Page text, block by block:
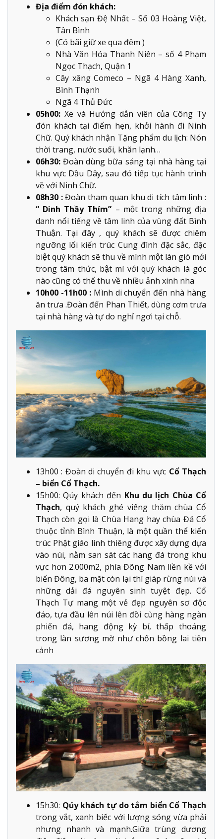
Địa điểm đón khách:
Khách sạn Đệ Nhất – Số 03 Hoàng Việt,
Tân Bình
(Có bãi giữ xe qua đêm )
Nhà Văn Hóa Thanh Niên – số 4 Phạm
Ngọc Thạch, Quận 1
Cây xăng Comeco – Ngã 4 Hàng Xanh,
Bình Thạnh
Ngã 4 Thủ Đức
05h00: Xe và Hướng dẫn viên của Công Ty
đón khách tại điểm hẹn, khởi hành đi Ninh
Chữ. Quý khách nhận Tặng phẩm du lịch: Nón
thời trang, nước suối, khăn lạnh…
06h30: Đoàn dùng bữa sáng tại nhà hàng tại
khu vực Dầu Dây, sau đó tiếp tục hành trình
về với Ninh Chữ.
08h30 :Đoàn tham quan khu di tích tâm linh :
“ Dinh Thầy Thím” – một trong những địa
danh nổi tiếng về tâm linh của vùng đất Bình
Thuận. Tại đây , quý khách sẽ được chiêm
ngưỡng lối kiến trúc Cung đình đặc sắc, đặc
biệt quý khách sẽ thu về mình một làn gió mới
trong tâm thức, bật mí với quý khách là góc
nào cũng có thể thu về nhiều ảnh xinh nha
10h00 -11h00 : Mình di chuyển đến nhà hàng
ăn trưa .Đoàn đến Phan Thiết, dùng cơm trưa
tại nhà hàng và tự do nghỉ ngơi tại chỗ.
13h00 : Đoàn di chuyển đi khu vực Cổ Thạch
– biển Cổ Thạch.
15h00: Qúy khách đến Khu du lịch Chùa Cổ
Thạch, quý khách ghé viếng thăm chùa Cổ
Thạch còn gọi là Chùa Hang hay chùa Đá Cổ
thuộc tỉnh Bình Thuận, là một quần thể kiến
trúc Phật giáo linh thiêng được xây dựng dựa
vào núi, nằm san sát các hang đá trong khu
vực hơn 2.000m2, phía Đông Nam liền kề với
biển Đông, ba mặt còn lại thì giáp rừng núi và
những dải đá nguyên sinh tuyệt đẹp. Cổ
Thạch Tự mang một vẻ đẹp nguyên sơ độc
đáo, tựa đầu lên núi lên đồi cùng hàng ngàn
phiến đá, hang động kỳ bí, thấp thoáng
trong làn sương mờ như chốn bồng lai tiên
cảnh
15h30: Qúy khách tự do tắm biển Cổ Thạch
trong vắt, xanh biếc với lượng sóng vừa phải
nhưng nhanh và mạnh.Giữa trùng dương